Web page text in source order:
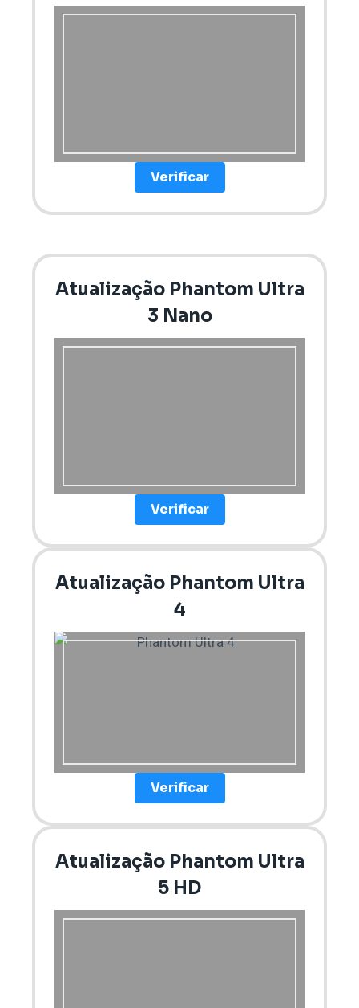
Verificar
Atualização Phantom Ultra
3 Nano
Verificar
Atualização Phantom Ultra
4
Verificar
Atualização Phantom Ultra
5 HD